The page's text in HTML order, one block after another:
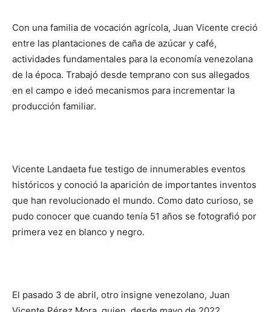
Con una familia de vocación agrícola, Juan Vicente creció
entre las plantaciones de caña de azúcar y café,
actividades fundamentales para la economía venezolana
de la época. Trabajó desde temprano con sus allegados
en el campo e ideó mecanismos para incrementar la
producción familiar.
Vicente Landaeta fue testigo de innumerables eventos
históricos y conoció la aparición de importantes inventos
que han revolucionado el mundo. Como dato curioso, se
pudo conocer que cuando tenía 51 años se fotografió por
primera vez en blanco y negro.
El pasado 3 de abril, otro insigne venezolano, Juan